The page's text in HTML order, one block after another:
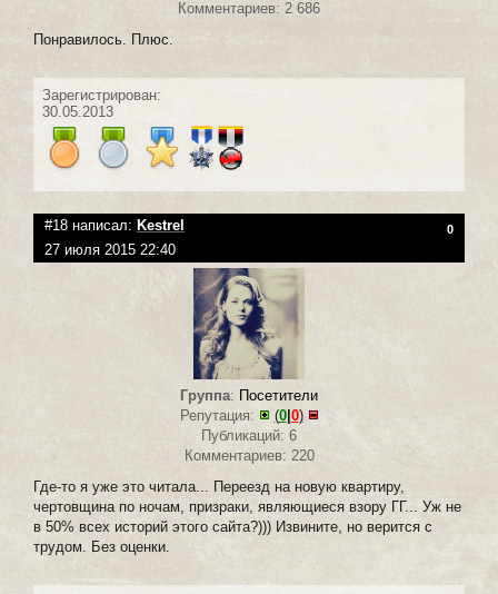
Комментариев: 2 686
Понравилось. Плюс.
Зарегистрирован:
30.05.2013
#18 написал: Kestrel 0
27 июля 2015 22:40
Группа: Посетители
Репутация:
(0|0)
Публикаций: 6
Комментариев: 220
Где-то я уже это читала... Переезд на новую квартиру,
чертовщина по ночам, призраки, являющиеся взору ГГ... Уж не
в 50% всех историй этого сайта?))) Извините, но верится с
трудом. Без оценки.